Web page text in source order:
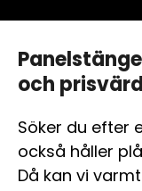
och
Söker du efter
också håller
Då kan vi